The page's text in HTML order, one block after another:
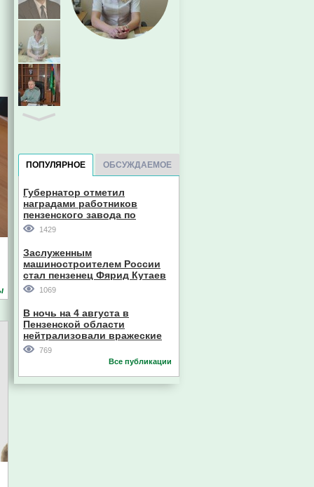
ПОПУЛЯРНОЕ ОБСУЖДАЕМОЕ
Губернатор отметил
наградами работников
пензенского завода по
производству станков
1429
Заслуженным
машиностроителем России
стал пензенец Фярид Кутаев
1069
В ночь на 4 августа в
Пензенской области
нейтрализовали вражеские
дроны
769
Все публикации